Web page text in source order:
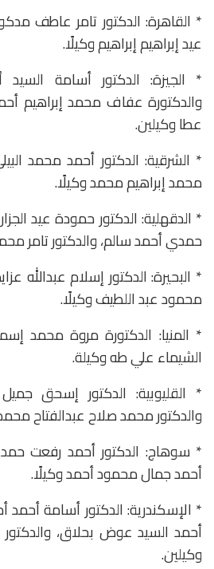
* القاهرة: الدكتور تامر عاطف
عيد إبراهيم إبراهيم وكيلًا.
* الجيزة: الدكتور أسامة السيد
والدكتورة عفاف محمد إبراهيم
عطا وكيلين.
* الشرقية: الدكتور أحمد محمد
محمد إبراهيم محمد وكيلًا.
* الدقهلية: الدكتور حمودة عيد
حمدي أحمد سالم، والدكتور تامر
* البحيرة: الدكتور إسلام عبدالله
محمود عبد اللطيف وكيلًا.
* المنيا: الدكتورة مروة محمد
الشيماء علي طه وكيلة.
* القليوبية: الدكتور إسحق
والدكتور محمد صلاح عبدالفتاح
* سوهاج: الدكتور أحمد رفعت
أحمد جمال محمود أحمد وكيلًا.
* الإسكندرية: الدكتور أسامة أحمد
أحمد السيد عوض بحلاق،
وكيلين.